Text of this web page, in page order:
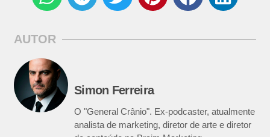
AUTOR
Simon Ferreira
O "General Crânio". Ex-podcaster, atualmente
analista de marketing, diretor de arte e diretor